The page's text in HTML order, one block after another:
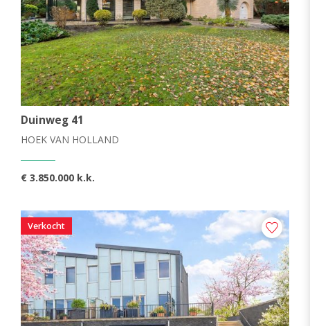
Duinweg 41
HOEK VAN HOLLAND
€ 3.850.000 k.k.
Verkocht